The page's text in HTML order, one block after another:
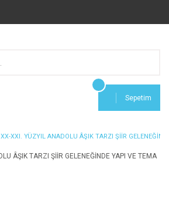
Sepetim
XX-XXI. YÜZYIL ANADOLU ÂŞIK TARZI ŞİİR